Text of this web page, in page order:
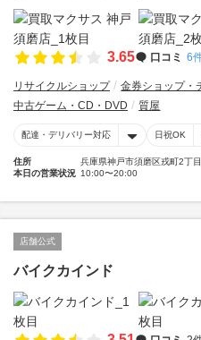
3.65 口コミ 6
リサイクルショップ 金券ショップ・
中古ゲーム・CD・DVD
質屋
配達・デリバリー対応 日祝OK
住所
兵庫県神戸市須磨区戎町2丁
本日の営業状況 10:00〜20:00
店舗公式
バイクカインド